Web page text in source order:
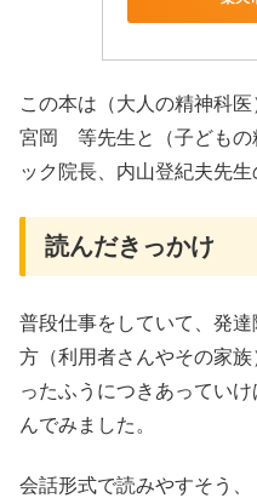
この本は（大人の精神科
宮岡 等先生と（子どもの
ック院長、内山登紀夫先生
読んだきっかけ
普段仕事をしていて、発
方（利用者さんやその家
ったふうにつきあってい
んでみました。
会話形式で読みやすそう、